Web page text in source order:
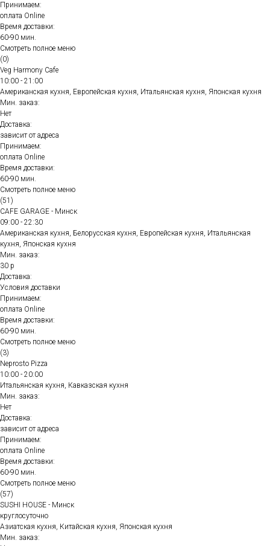
Принимаем:
оплата Online
Время доставки:
60-90 мин.
Смотреть полное меню
(0)
Veg Harmony Cafe
10:00 - 21:00
Американская кухня, Европейская кухня, Итальянская кухня, Японская кухня
Мин. заказ:
Нет
Доставка:
зависит от адреса
Принимаем:
оплата Online
Время доставки:
60-90 мин.
Смотреть полное меню
(51)
CAFE GARAGE - Минск
09:00 - 22:30
Американская кухня, Белорусская кухня, Европейская кухня, Итальянская
кухня, Японская кухня
Мин. заказ:
30 р
Доставка:
Условия доставки
Принимаем:
оплата Online
Время доставки:
60-90 мин.
Смотреть полное меню
(3)
Neprosto Pizza
10:00 - 20:00
Итальянская кухня, Кавказская кухня
Мин. заказ:
Нет
Доставка:
зависит от адреса
Принимаем:
оплата Online
Время доставки:
60-90 мин.
Смотреть полное меню
(57)
SUSHI HOUSE - Минск
круглосуточно
Азиатская кухня, Китайская кухня, Японская кухня
Мин. заказ: